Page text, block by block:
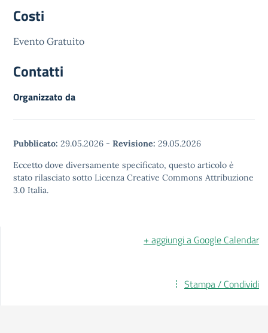
Costi
Evento Gratuito
Contatti
Organizzato da
Pubblicato: 29.05.2026 - Revisione: 29.05.2026
Eccetto dove diversamente specificato, questo articolo è
stato rilasciato sotto Licenza Creative Commons Attribuzione
3.0 Italia.
+ aggiungi a Google Calendar
Stampa / Condividi